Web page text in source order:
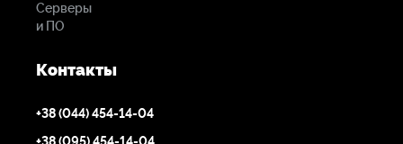
Серверы
и ПО
Контакты
+38 (044) 454-14-04